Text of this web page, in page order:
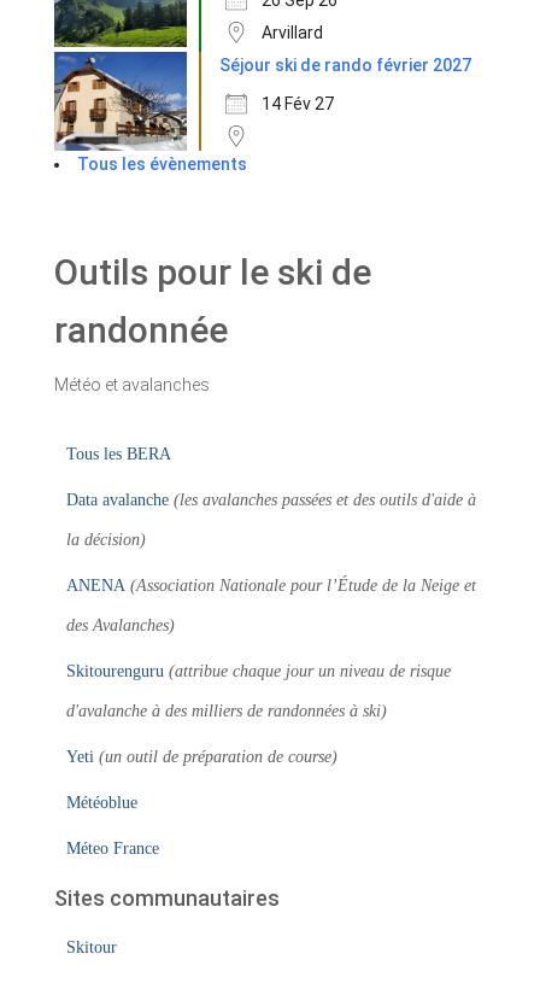
Arvillard
Séjour ski de rando février 2027
14 Fév 27
Tous les évènements
Outils pour le ski de
randonnée
Météo et avalanches
Tous les BERA
Data avalanche (les avalanches passées et des outils d'aide à
la décision)
ANENA (Association Nationale pour l’Étude de la Neige et
des Avalanches)
Skitourenguru (attribue chaque jour un niveau de risque
d'avalanche à des milliers de randonnées à ski)
Yeti (un outil de préparation de course)
Météoblue
Méteo France
Sites communautaires
Skitour